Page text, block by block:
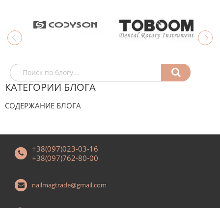
КАТЕГОРИИ БЛОГА
СОДЕРЖАНИЕ БЛОГА
+38(097)023-03-16
+38(097)762-80-00
nailmagtrade@gmail.com